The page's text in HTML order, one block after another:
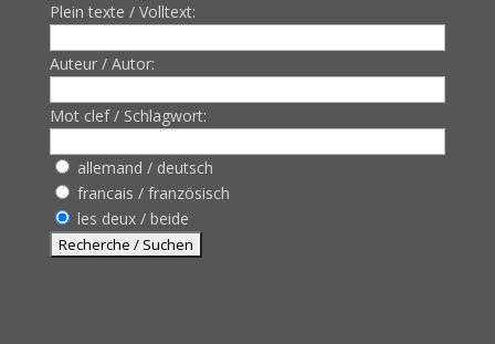
Plein texte / Volltext:
Auteur / Autor:
Mot clef / Schlagwort:
allemand / deutsch
francais / französisch
les deux / beide